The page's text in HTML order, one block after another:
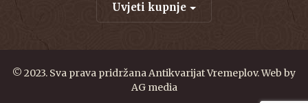
Uvjeti kupnje
© 2023. Sva prava pridržana Antikvarijat Vremeplov. Web by
AG media